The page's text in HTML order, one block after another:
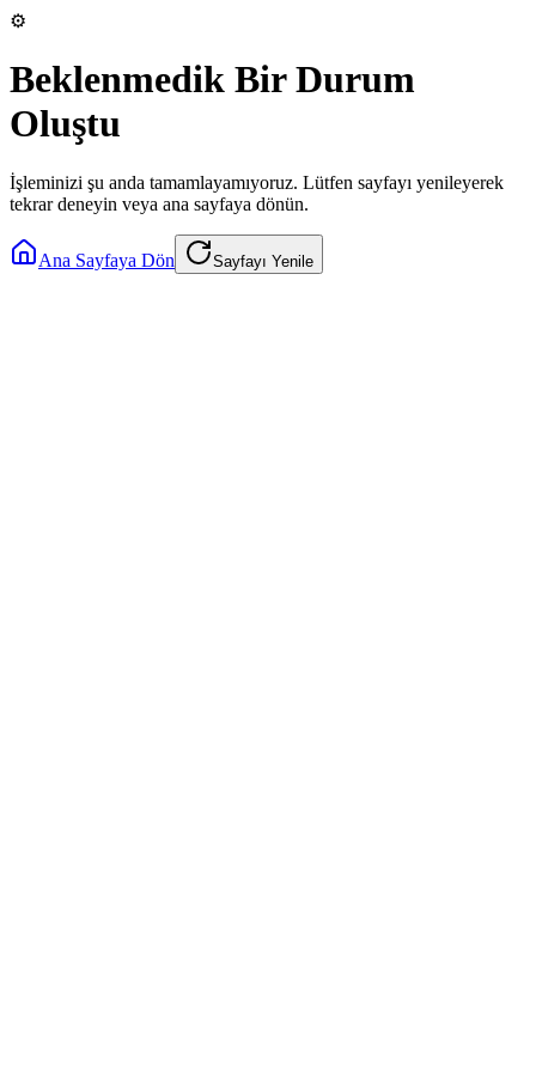
⚙️
Beklenmedik Bir Durum
Oluştu
İşleminizi şu anda tamamlayamıyoruz. Lütfen sayfayı yenileyerek
tekrar deneyin veya ana sayfaya dönün.
Ana Sayfaya Dön Sayfayı Yenile